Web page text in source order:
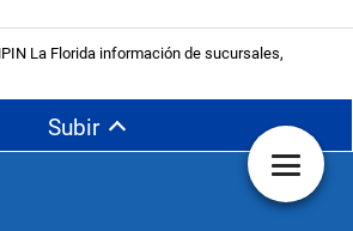
La Florida información de sucursales,
Subir